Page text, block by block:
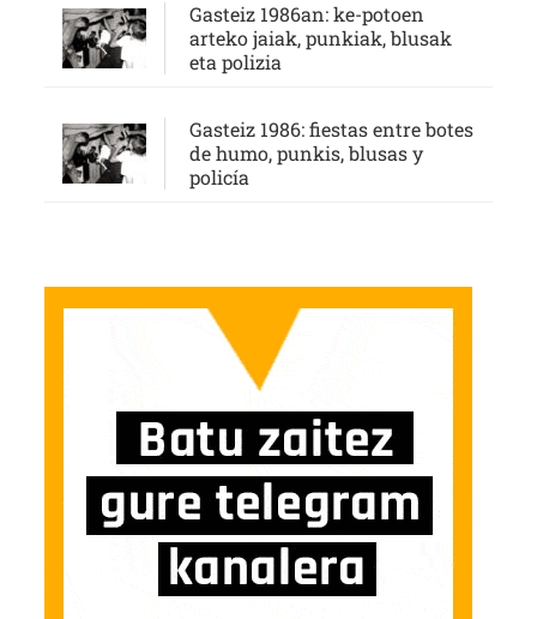
Gasteiz 1986an: ke-potoen
arteko jaiak, punkiak, blusak
eta polizia
Gasteiz 1986: fiestas entre botes
de humo, punkis, blusas y
policía